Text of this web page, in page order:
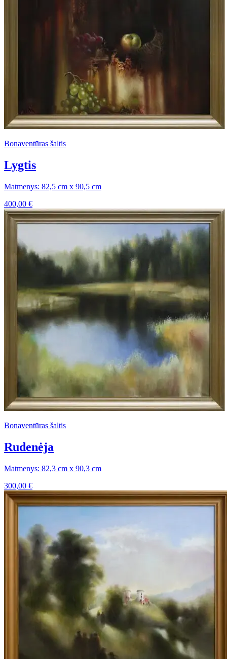
Bonaventūras šaltis
Lygtis
Matmenys: 82,5 cm x 90,5 cm
400,00 €
Bonaventūras šaltis
Rudenėja
Matmenys: 82,3 cm x 90,3 cm
300,00 €